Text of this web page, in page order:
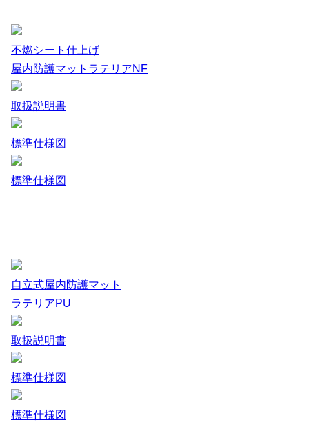
不燃シート仕上げ
屋内防護マットラテリアNF
取扱説明書
標準仕様図
標準仕様図
自立式屋内防護マット
ラテリアPU
取扱説明書
標準仕様図
標準仕様図